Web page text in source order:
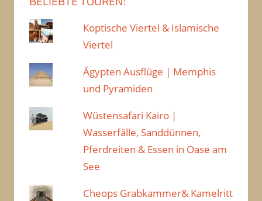
Koptische Viertel & Islamische
Viertel
Ägypten Ausflüge | Memphis
und Pyramiden
Wüstensafari Kairo |
Wasserfälle, Sanddünnen,
Pferdreiten & Essen in Oase am
See
Cheops Grabkammer& Kamelritt